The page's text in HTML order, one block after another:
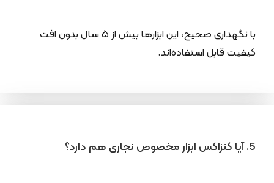
با نگهداری صحیح، این ابزارها بیش از ۵ سال بدون افت
کیفیت قابل استفاده‌اند.
5. آیا کنزاکس ابزار مخصوص نجاری هم دارد؟